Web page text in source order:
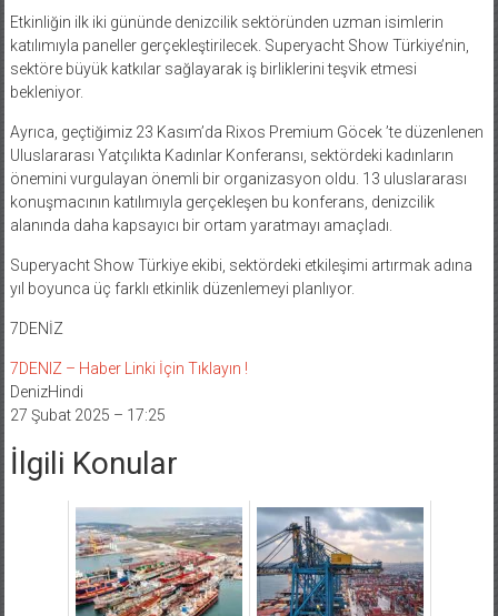
Etkinliğin ilk iki gününde denizcilik sektöründen uzman isimlerin
katılımıyla paneller gerçekleştirilecek. Superyacht Show Türkiye’nin,
sektöre büyük katkılar sağlayarak iş birliklerini teşvik etmesi
bekleniyor.
Ayrıca, geçtiğimiz 23 Kasım’da Rixos Premium Göcek ’te düzenlenen
Uluslararası Yatçılıkta Kadınlar Konferansı, sektördeki kadınların
önemini vurgulayan önemli bir organizasyon oldu. 13 uluslararası
konuşmacının katılımıyla gerçekleşen bu konferans, denizcilik
alanında daha kapsayıcı bir ortam yaratmayı amaçladı.
Superyacht Show Türkiye ekibi, sektördeki etkileşimi artırmak adına
yıl boyunca üç farklı etkinlik düzenlemeyi planlıyor.
7DENİZ
7DENIZ – Haber Linki İçin Tıklayın !
DenizHindi
27 Şubat 2025 – 17:25
İlgili Konular